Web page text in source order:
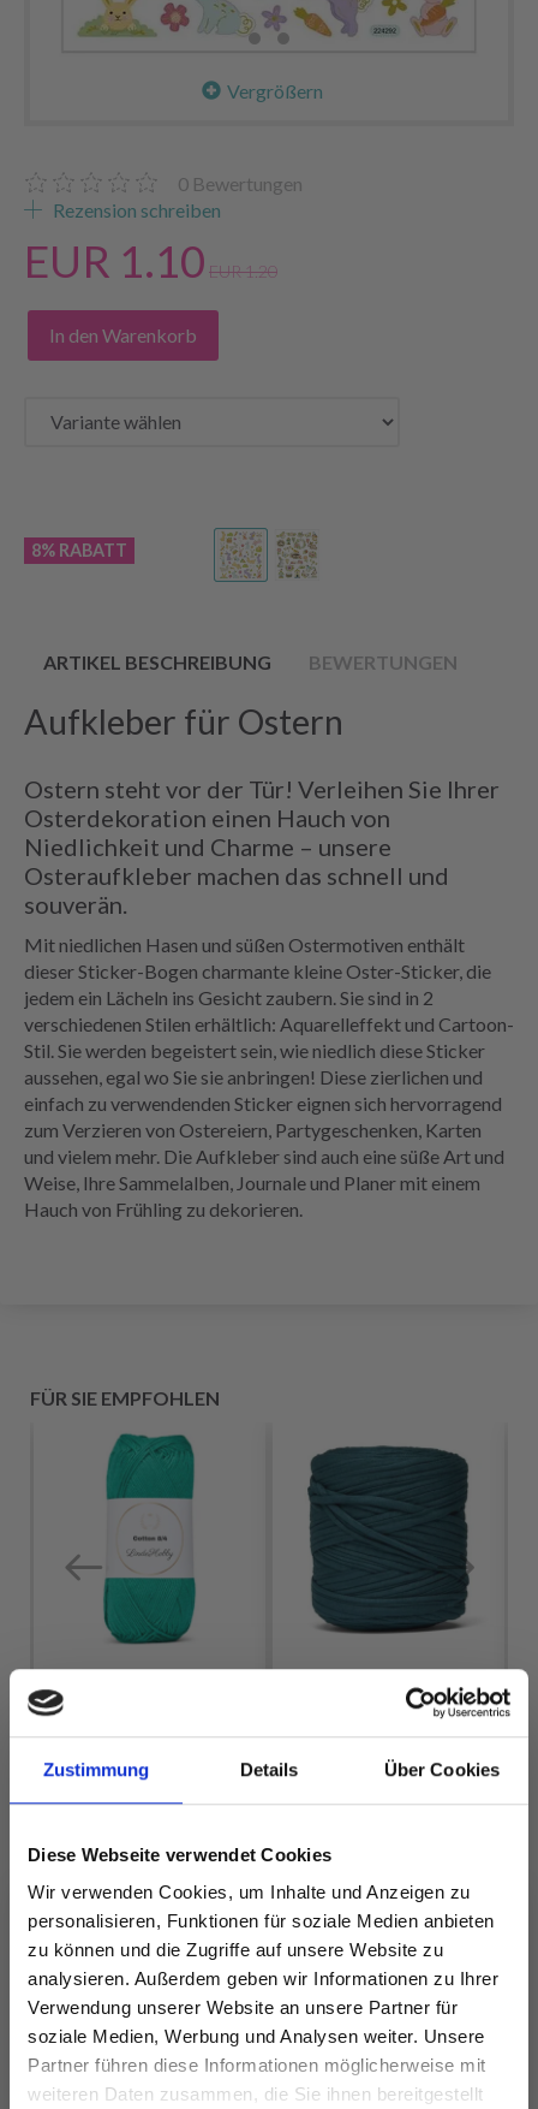
Zustimmung Details Über Cookies
Diese Webseite verwendet Cookies
Wir verwenden Cookies, um Inhalte und Anzeigen zu
personalisieren, Funktionen für soziale Medien anbieten
zu können und die Zugriffe auf unsere Website zu
analysieren. Außerdem geben wir Informationen zu Ihrer
Verwendung unserer Website an unsere Partner für
soziale Medien, Werbung und Analysen weiter. Unsere
Partner führen diese Informationen möglicherweise mit
weiteren Daten zusammen, die Sie ihnen bereitgestellt
Vergrößern
0 Bewertungen
Rezension schreiben
EUR 1.10 EUR 1.20
In den Warenkorb
8% RABATT
ARTIKEL BESCHREIBUNG BEWERTUNGEN
Aufkleber für Ostern
Ostern steht vor der Tür! Verleihen Sie Ihrer
Osterdekoration einen Hauch von
Niedlichkeit und Charme – unsere
Osteraufkleber machen das schnell und
souverän.
Mit niedlichen Hasen und süßen Ostermotiven enthält
dieser Sticker-Bogen charmante kleine Oster-Sticker, die
jedem ein Lächeln ins Gesicht zaubern. Sie sind in 2
verschiedenen Stilen erhältlich: Aquarelleffekt und Cartoon-
Stil. Sie werden begeistert sein, wie niedlich diese Sticker
aussehen, egal wo Sie sie anbringen! Diese zierlichen und
einfach zu verwendenden Sticker eignen sich hervorragend
zum Verzieren von Ostereiern, Partygeschenken, Karten
und vielem mehr. Die Aufkleber sind auch eine süße Art und
Weise, Ihre Sammelalben, Journale und Planer mit einem
Hauch von Frühling zu dekorieren.
FÜR SIE EMPFOHLEN
COTTON 8/4
Alle Optionen
ansehen
HOBBYARTS
FABRICO
Alle Optionen
ansehen
Spare bis zu 50%